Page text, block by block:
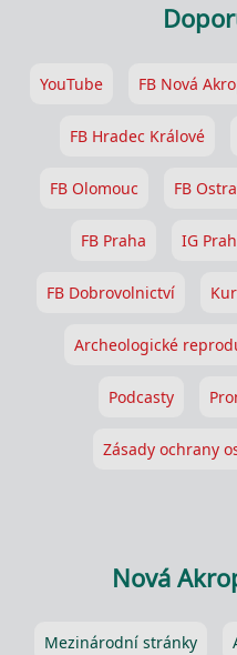
YouTube FB Nová
FB Hradec Králové
FB Olomouc FB
FB Praha IG
FB Dobrovolnictví
Archeologické
Podcasty
Zásady ochrany
Nová
Mezinárodní stránky